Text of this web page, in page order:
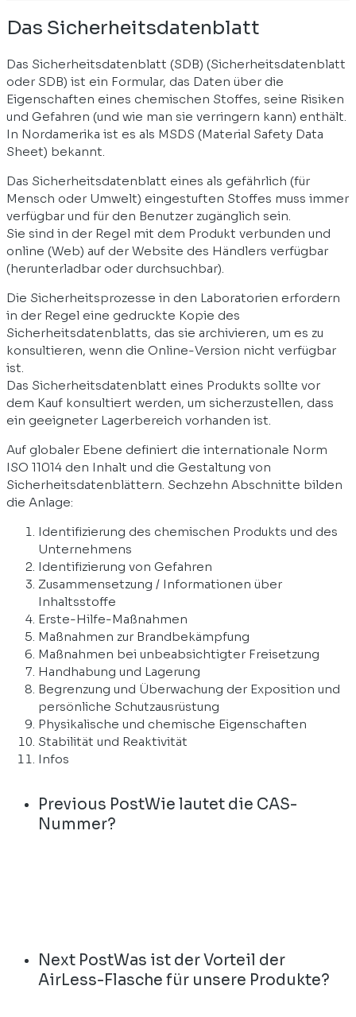
Das Sicherheitsdatenblatt
Das Sicherheitsdatenblatt (SDB) (Sicherheitsdatenblatt
oder SDB) ist ein Formular, das Daten über die
Eigenschaften eines chemischen Stoffes, seine Risiken
und Gefahren (und wie man sie verringern kann) enthält.
In Nordamerika ist es als MSDS (Material Safety Data
Sheet) bekannt.
Das Sicherheitsdatenblatt eines als gefährlich (für
Mensch oder Umwelt) eingestuften Stoffes muss immer
verfügbar und für den Benutzer zugänglich sein.
Sie sind in der Regel mit dem Produkt verbunden und
online (Web) auf der Website des Händlers verfügbar
(herunterladbar oder durchsuchbar).
Die Sicherheitsprozesse in den Laboratorien erfordern
in der Regel eine gedruckte Kopie des
Sicherheitsdatenblatts, das sie archivieren, um es zu
konsultieren, wenn die Online-Version nicht verfügbar
ist.
Das Sicherheitsdatenblatt eines Produkts sollte vor
dem Kauf konsultiert werden, um sicherzustellen, dass
ein geeigneter Lagerbereich vorhanden ist.
Auf globaler Ebene definiert die internationale Norm
ISO 11014 den Inhalt und die Gestaltung von
Sicherheitsdatenblättern. Sechzehn Abschnitte bilden
die Anlage:
Identifizierung des chemischen Produkts und des
Unternehmens
Identifizierung von Gefahren
Zusammensetzung / Informationen über
Inhaltsstoffe
Erste-Hilfe-Maßnahmen
Maßnahmen zur Brandbekämpfung
Maßnahmen bei unbeabsichtigter Freisetzung
Handhabung und Lagerung
Begrenzung und Überwachung der Exposition und
persönliche Schutzausrüstung
Physikalische und chemische Eigenschaften
Stabilität und Reaktivität
Infos
Previous PostWie lautet die CAS-
Nummer?
Next PostWas ist der Vorteil der
AirLess-Flasche für unsere Produkte?